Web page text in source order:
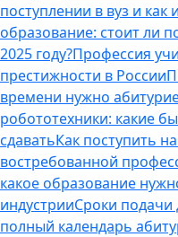
поступлении в вуз и как
образование: стоит ли
2025 году?Профессия
престижности в России
времени нужно
робототехники: какие
сдаватьКак поступить
востребованной
какое образование
индустрииСроки подачи
полный календарь